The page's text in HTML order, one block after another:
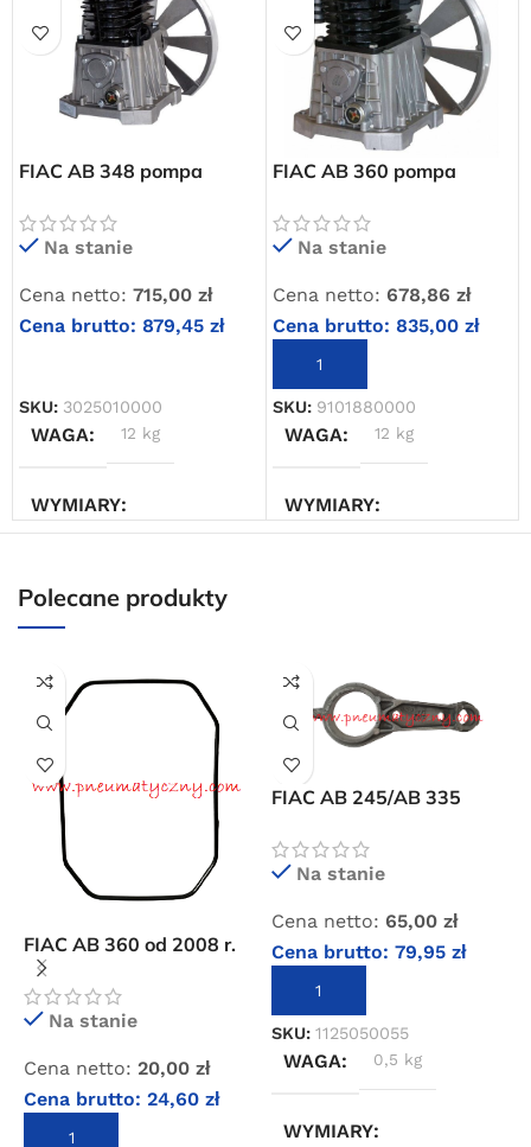
FIAC AB 348 pompa
Na stanie
Cena netto: 715,00 zł
Cena brutto: 879,45 zł
SKU: 3025010000
WAGA 12 kg
WYMIARY
FIAC AB 360 pompa
ADLER AD 360
Na stanie
Cena netto: 678,86 zł
Cena brutto: 835,00 zł
DODAJ DO KOSZYKA
SKU: 9101880000
WAGA 12 kg
WYMIARY
Polecane produkty
FIAC AB 360 od 2008 r.
uszczelka pokrywy
karteru (miski olejowej)
Na stanie
Cena netto: 20,00 zł
Cena brutto: 24,60 zł
DODAJ DO KOSZYKA
FIAC AB 245/AB 335
sprężarki
Na stanie
Cena netto: 65,00 zł
Cena brutto: 79,95 zł
DODAJ DO KOSZYKA
SKU: 1125050055
WAGA 0,5 kg
WYMIARY
dla wszystkich zamówień złożonych w sklepie
internetowym o wartości minimum 80,00 zł brutto.
Przejdź do sklepu
Oferta ograniczona czasowo